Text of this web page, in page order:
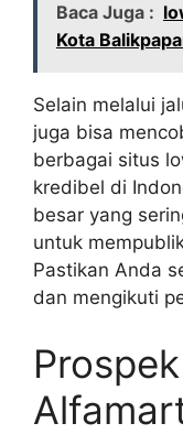
Baca Juga :
Kota
Selain melalui
juga bisa
berbagai situs
kredibel di
besar yang
untuk
Pastikan Anda
dan mengikuti